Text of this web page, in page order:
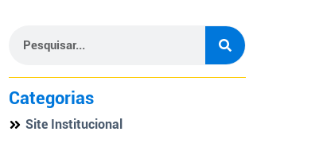
Categorias
Site Institucional